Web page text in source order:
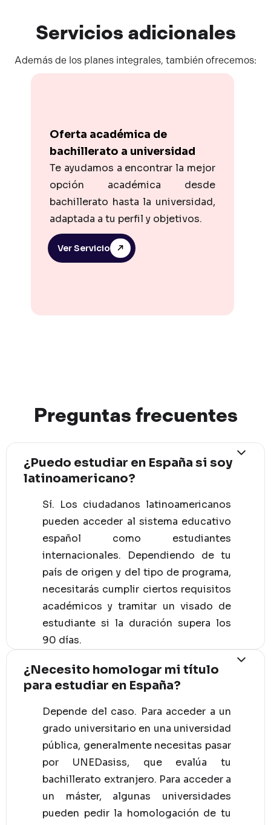
Servicios adicionales
Además de los planes integrales, también ofrecemos:
Oferta académica de
bachillerato a universidad
Te ayudamos a encontrar la mejor
opción académica desde
bachillerato hasta la universidad,
adaptada a tu perfil y objetivos.
Ver Servicio
Preguntas frecuentes
¿Puedo estudiar en España si soy
latinoamericano?
Sí. Los ciudadanos latinoamericanos
pueden acceder al sistema educativo
español como estudiantes
internacionales. Dependiendo de tu
país de origen y del tipo de programa,
necesitarás cumplir ciertos requisitos
académicos y tramitar un visado de
estudiante si la duración supera los
90 días.
¿Necesito homologar mi título
para estudiar en España?
Depende del caso. Para acceder a un
grado universitario en una universidad
pública, generalmente necesitas pasar
por UNEDasiss, que evalúa tu
bachillerato extranjero. Para acceder a
un máster, algunas universidades
pueden pedir la homologación de tu